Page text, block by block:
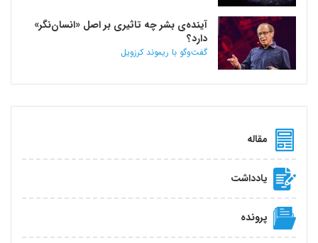
آینده‌ی بشر چه تاثیری بر اصل «انسان‌نگر»
دارد؟
گفت‌وگو با ریموند کرزویل
مقاله
یادداشت
پرونده